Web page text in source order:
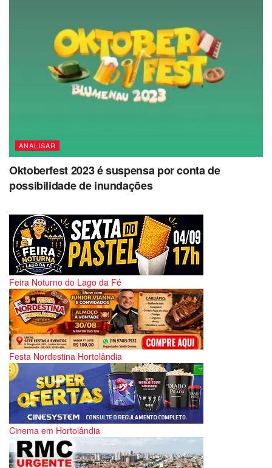
ANALISAR
Oktoberfest 2023 é suspensa por conta de
possibilidade de inundações
Feira Noturno do Lago da Fé
Festa Nordestina Hortolândia
Cinema em Hortolândia